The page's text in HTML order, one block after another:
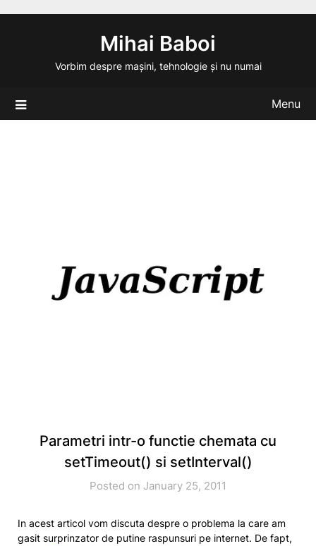
Mihai Baboi
Vorbim despre mașini, tehnologie și nu numai
Menu
Parametri intr-o functie chemata cu
setTimeout() si setInterval()
Posted on January 25, 2011
In acest articol vom discuta despre o problema la care am
gasit surprinzator de putine raspunsuri pe internet. De fapt,